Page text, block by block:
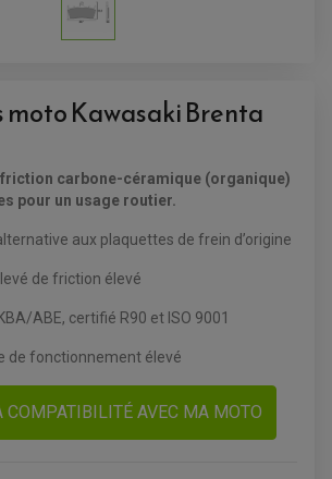
Kawasaki Brenta
carbone-céramique (organique)
pour un usage routier.
aux plaquettes de frein d’origine
de friction élevé
ABE, certifié R90 et ISO 9001
de fonctionnement élevé
COMPATIBILITÉ AVEC MA MOTO